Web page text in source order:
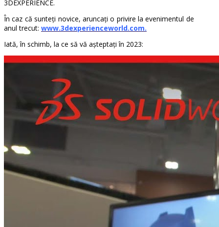
3DEXPERIENCE.
În caz că sunteți novice, aruncați o privire la evenimentul de
anul trecut: www.3dexperienceworld.com.
Iată, în schimb, la ce să vă așteptați în 2023: